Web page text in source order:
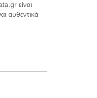
είναι
αυθεντικά